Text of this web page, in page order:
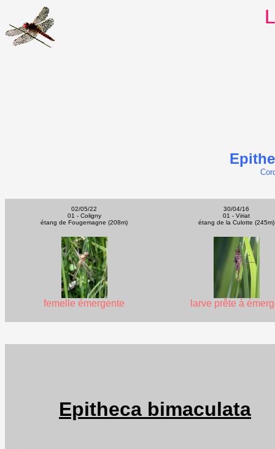
02/05/22
01 - Coligny
étang de Fougemagne (208m)
femelle émergente
30/04/16
01 - Viriat
étang de la Culotte (245m)
larve prête à
Epitheca bimaculata